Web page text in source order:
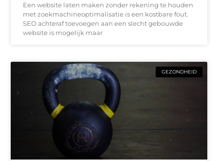
Een website laten maken zonder rekening te houden
met zoekmachineoptimalisatie is een kostbare fout.
SEO achteraf toevoegen aan een slecht gebouwde
website is mogelijk maar
GEZONDHEID